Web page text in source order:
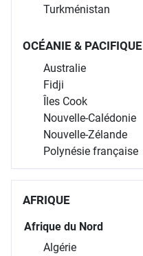
Turkménistan
OCÉANIE & PACIFIQUE
Australie
Fidji
Îles Cook
Nouvelle-Calédonie
Nouvelle-Zélande
Polynésie française
AFRIQUE
Afrique du Nord
Algérie